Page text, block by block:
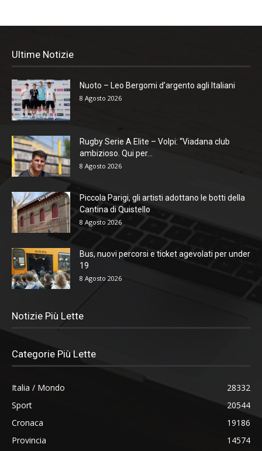
Ultime Notizie
Nuoto – Leo Bergomi d’argento agli Italiani
8 Agosto 2026
Rugby Serie A Elite – Volpi: “Viadana club
ambizioso. Qui per...
8 Agosto 2026
Piccola Parigi, gli artisti adottano le botti della
Cantina di Quistello
8 Agosto 2026
Bus, nuovi percorsi e ticket agevolati per under
19
8 Agosto 2026
Notizie Più Lette
Categorie Più Lette
Italia / Mondo
28332
Sport
20544
Cronaca
19186
Provincia
14574